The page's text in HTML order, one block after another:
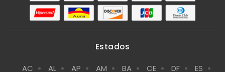
Estados
AC AL AP AM BA CE DF ES